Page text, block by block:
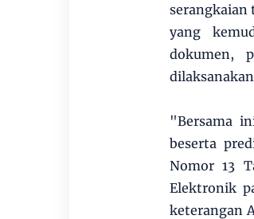
serangkaian
yang
dokumen,
"Bersama
beserta
Nomor 13
Elektronik
keterangan